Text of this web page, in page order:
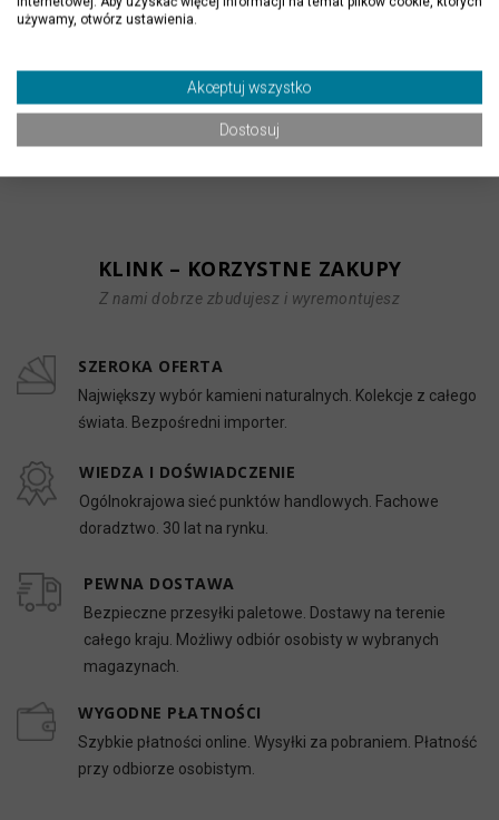
Zastosowanie:
podłoga, posadzka, ściana,
czerwony i bordowy, szary i
srebrny, wielokolorowy
Producent / Importer: Klink International
KLINK – KORZYSTNE ZAKUPY
Z nami dobrze zbudujesz i wyremontujesz
SZEROKA OFERTA
Największy wybór kamieni naturalnych. Kolekcje z całego
świata. Bezpośredni importer.
WIEDZA I DOŚWIADCZENIE
Ogólnokrajowa sieć punktów handlowych. Fachowe
doradztwo. 30 lat na rynku.
PEWNA DOSTAWA
Bezpieczne przesyłki paletowe. Dostawy na terenie
całego kraju. Możliwy odbiór osobisty w wybranych
magazynach.
WYGODNE PŁATNOŚCI
Szybkie płatności online. Wysyłki za pobraniem. Płatność
przy odbiorze osobistym.
używamy, otwórz ustawienia.
Akceptuj wszystko
Dostosuj